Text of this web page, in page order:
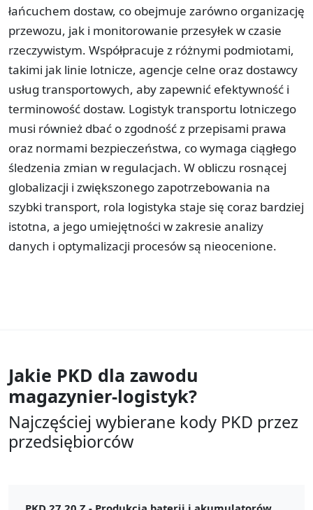
łańcuchem dostaw, co obejmuje zarówno organizację
przewozu, jak i monitorowanie przesyłek w czasie
rzeczywistym. Współpracuje z różnymi podmiotami,
takimi jak linie lotnicze, agencje celne oraz dostawcy
usług transportowych, aby zapewnić efektywność i
terminowość dostaw. Logistyk transportu lotniczego
musi również dbać o zgodność z przepisami prawa
oraz normami bezpieczeństwa, co wymaga ciągłego
śledzenia zmian w regulacjach. W obliczu rosnącej
globalizacji i zwiększonego zapotrzebowania na
szybki transport, rola logistyka staje się coraz bardziej
istotna, a jego umiejętności w zakresie analizy
danych i optymalizacji procesów są nieocenione.
Jakie PKD dla zawodu
magazynier-logistyk?
Najczęściej wybierane kody PKD przez
przedsiębiorców